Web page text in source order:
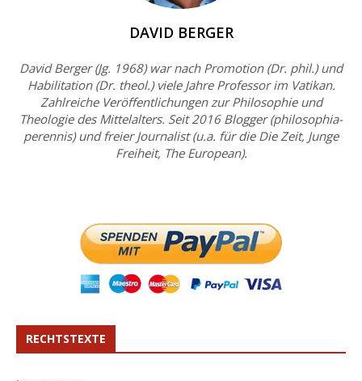
DAVID BERGER
David Berger (Jg. 1968) war nach Promotion (Dr. phil.) und
Habilitation (Dr. theol.) viele Jahre Professor im Vatikan.
Zahlreiche Veröffentlichungen zur Philosophie und
Theologie des Mittelalters. Seit 2016 Blogger (philosophia-
perennis) und freier Journalist (u.a. für die Die Zeit, Junge
Freiheit, The European).
RECHTSTEXTE